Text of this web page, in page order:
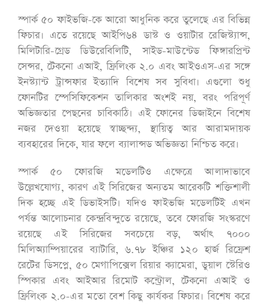
স্পার্ক ৫০ ফাইভজি-কে আরো আধুনিক করে তুলেছে এর বিভিন্ন
ফিচার। এতে রয়েছে আইপি৬৪ ডাস্ট ও ওয়াটার রেজিস্ট্যান্স,
মিলিটারি-গ্রেড ডিউরেবিলিটি, সাইড-মাউন্টেড ফিঙ্গারপ্রিন্ট
সেন্সর, টেকনো এআই, ফ্রিলিংক ২.০ এবং আইওএস-এর সঙ্গে
ইনস্ট্যান্ট ট্রান্সফার ইত্যাদি বিশেষ সব সুবিধা। এগুলো শুধু
ফোনটির স্পেসিফিকেশন তালিকার অংশই নয়, বরং পরিপূর্ণ
অভিজ্ঞতার পেছনের চাবিকাঠি। এই ফোনের ডিজাইনে বিশেষ
নজর দেওয়া হয়েছে স্বাচ্ছন্দ্য, স্থায়িত্ব আর আরামদায়ক
ব্যবহারের দিকে, যার ফলে ব্যালান্সড অভিজ্ঞতা নিশ্চিত করে।
স্পার্ক ৫০ ফোরজি মডেলটিও এক্ষেত্রে আলাদাভাবে
উল্লেখযোগ্য, কারণ এই সিরিজের অন্যতম আরেকটি শক্তিশালী
দিক হচ্ছে এই ডিভাইসটি। যদিও ফাইভজি মডেলটিই এখন
পর্যন্ত আলোচনার কেন্দ্রবিন্দুতে রয়েছে, তবে ফোরজি সংস্করণে
রয়েছে এই সিরিজের সবচেয়ে বড়, অর্থাৎ ৭০০০
মিলিঅ্যাম্পিয়ারের ব্যাটারি, ৬.৭৮ ইঞ্চির ১২০ হার্জ রিফ্রেশ
রেটের ডিসপ্লে, ৫০ মেগাপিক্সেল রিয়ার ক্যামেরা, ডুয়াল স্টেরিও
স্পিকার এবং আইআর রিমোট কন্ট্রোল, টেকনো এআই ও
ফ্রিলিংক ২.০-এর মতো বেশ কিছু কার্যকর ফিচার। বিশেষ করে